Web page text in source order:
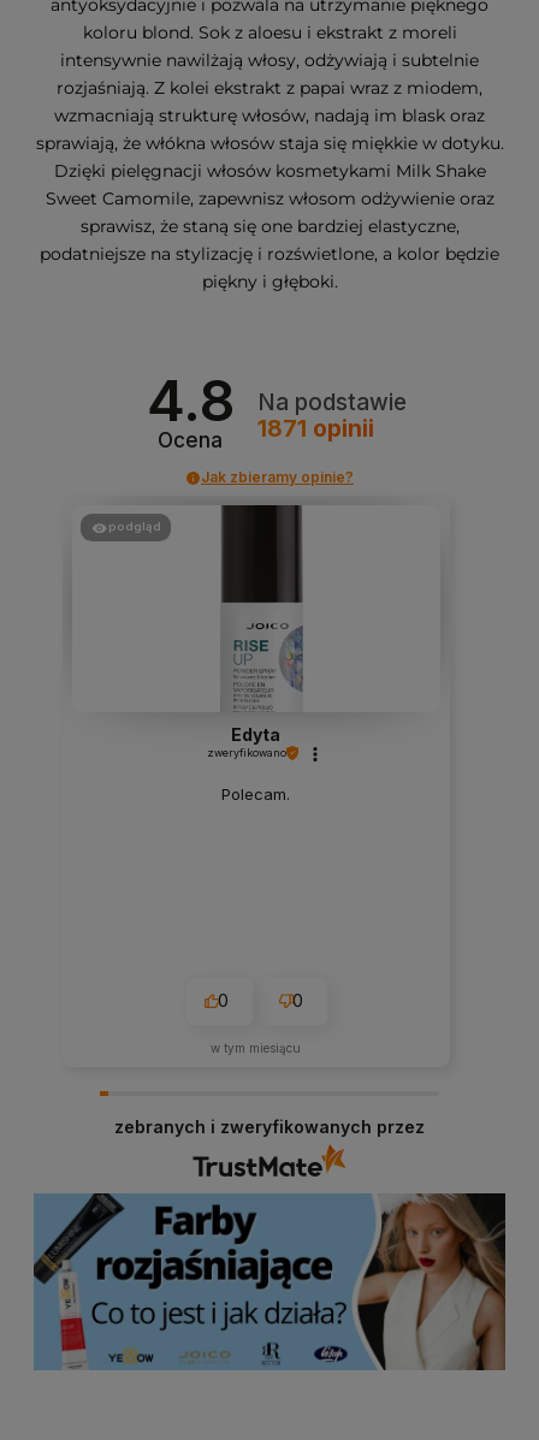
antyoksydacyjnie i pozwala na utrzymanie pięknego
koloru blond. Sok z aloesu i ekstrakt z moreli
intensywnie nawilżają włosy, odżywiają i subtelnie
rozjaśniają. Z kolei ekstrakt z papai wraz z miodem,
wzmacniają strukturę włosów, nadają im blask oraz
sprawiają, że włókna włosów staja się miękkie w dotyku.
Dzięki pielęgnacji włosów kosmetykami Milk Shake
Sweet Camomile, zapewnisz włosom odżywienie oraz
sprawisz, że staną się one bardziej elastyczne,
podatniejsze na stylizację i rozświetlone, a kolor będzie
piękny i głęboki.
4.8
Ocena
Na podstawie
1871 opinii
Jak zbieramy opinie?
podgląd
Edyta
zweryfikowano
Polecam.
0 0
w tym miesiącu
zebranych i zweryfikowanych przez